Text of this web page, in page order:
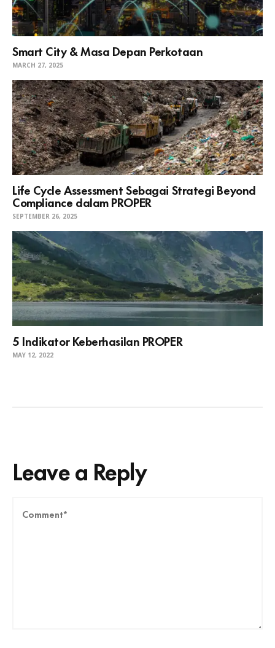
Smart City & Masa Depan Perkotaan
MARCH 27, 2025
Life Cycle Assessment Sebagai Strategi Beyond
Compliance dalam PROPER
SEPTEMBER 26, 2025
5 Indikator Keberhasilan PROPER
MAY 12, 2022
Leave a Reply